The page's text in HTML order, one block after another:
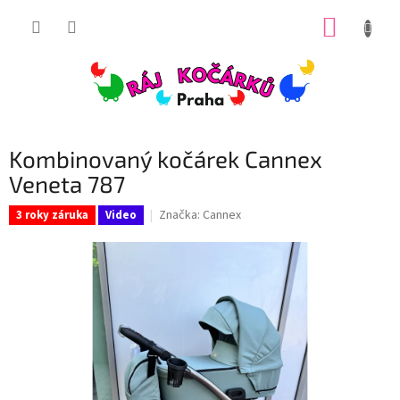
Kombinovaný kočárek Cannex
Veneta 787
3 roky záruka Video Značka: Cannex